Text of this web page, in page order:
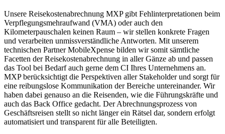
Unsere Reisekostenabrechnung MXP gibt Fehlinterpretationen beim
Verpflegungsmehraufwand (VMA) oder auch den
Kilometerpauschalen keinen Raum – wir stellen konkrete Fragen
und verarbeiten unmissverständliche Antworten. Mit unserem
technischen Partner MobileXpense bilden wir somit sämtliche
Facetten der Reisekostenabrechnung in aller Gänze ab und passen
das Tool bei Bedarf auch gerne dem CI Ihres Unternehmens an.
MXP berücksichtigt die Perspektiven aller Stakeholder und sorgt für
eine reibungslose Kommunikation der Bereiche untereinander. Wir
haben dabei genauso an die Reisenden, wie die Führungskräfte und
auch das Back Office gedacht. Der Abrechnungsprozess von
Geschäftsreisen stellt so nicht länger ein Rätsel dar, sondern erfolgt
automatisiert und transparent für alle Beteiligten.